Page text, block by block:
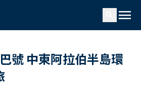
menu
號 中東阿拉伯半島環